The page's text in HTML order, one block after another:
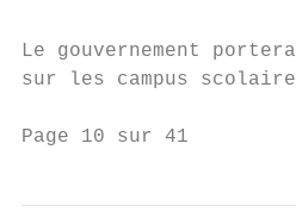
Le gouvernement
sur les campus
Page 10 sur 41